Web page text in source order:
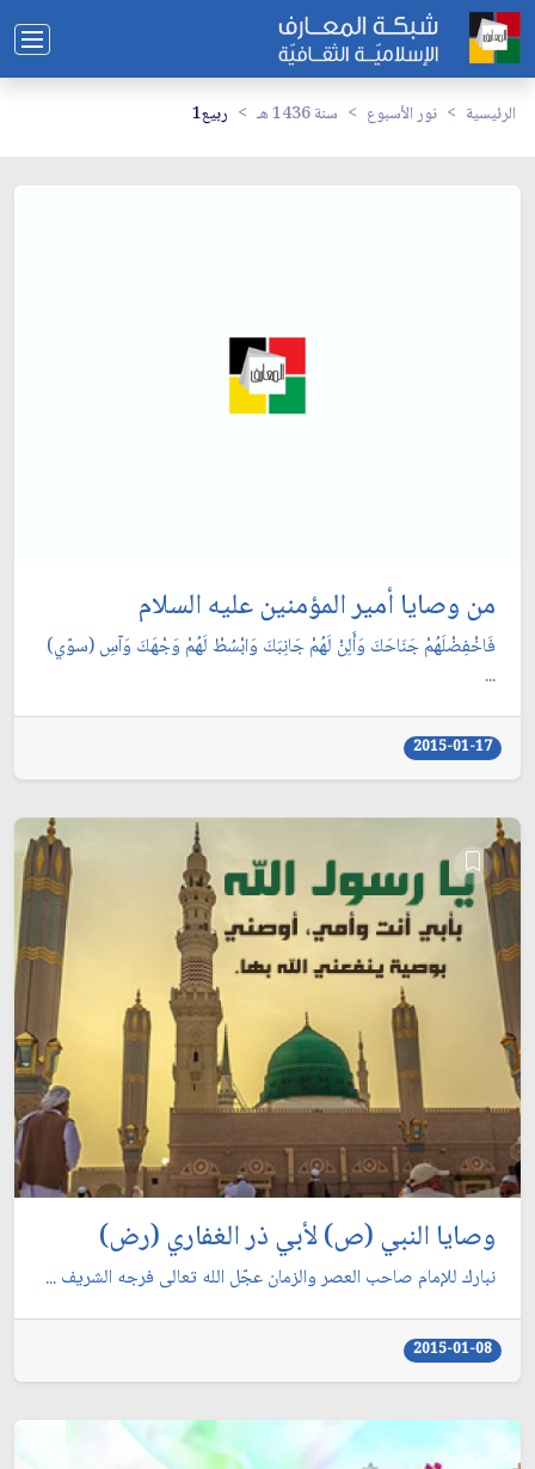
الرئيسية نور الأسبوع سنة 1436 هـ ربيع1
من وصايا أمير المؤمنين عليه السلام
فَاخْفِضْلَهُمْ جَنَاحَكَ وَأَلِنْ لَهُمْ جَانِبَكَ وَابْسُطْ لَهُمْ وَجْهَكَ وَآسِ (سوّي)
...
2015-01-17
وصايا النبي (ص) لأبي ذر الغفاري (رض)
نبارك للإمام صاحب العصر والزمان عجّل الله تعالى فرجه الشريف ...
2015-01-08